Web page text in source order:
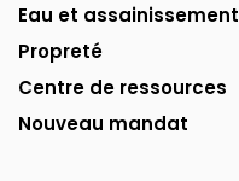
Eau et assainissement
Propreté
Centre de ressources
Nouveau mandat